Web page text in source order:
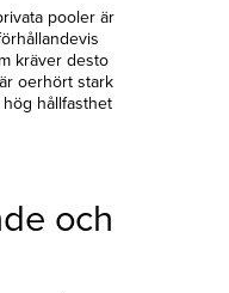
pooler är
kräver desto
oerhört stark
hållfasthet
och